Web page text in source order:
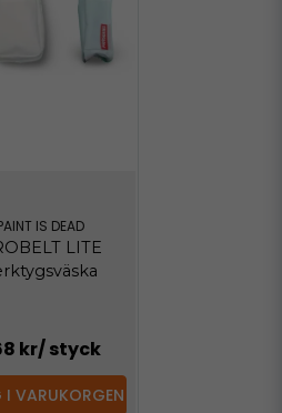
IS DEAD
LITE
kr/ styck
I VARUKORGEN